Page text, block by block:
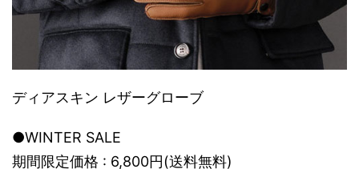
ディアスキン レザーグローブ
●WINTER SALE
期間限定価格 : 6,800円(送料無料)